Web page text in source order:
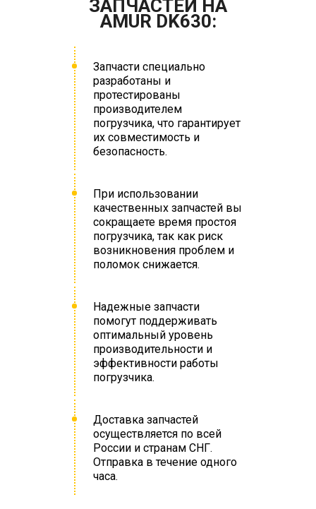
ЗАПЧАСТЕЙ НА
AMUR DK630:
Запчасти специально
разработаны и
протестированы
производителем
погрузчика, что гарантирует
их совместимость и
безопасность.
При использовании
качественных запчастей вы
сокращаете время простоя
погрузчика, так как риск
возникновения проблем и
поломок снижается.
Надежные запчасти
помогут поддерживать
оптимальный уровень
производительности и
эффективности работы
погрузчика.
Доставка запчастей
осуществляется по всей
России и странам СНГ.
Отправка в течение одного
часа.